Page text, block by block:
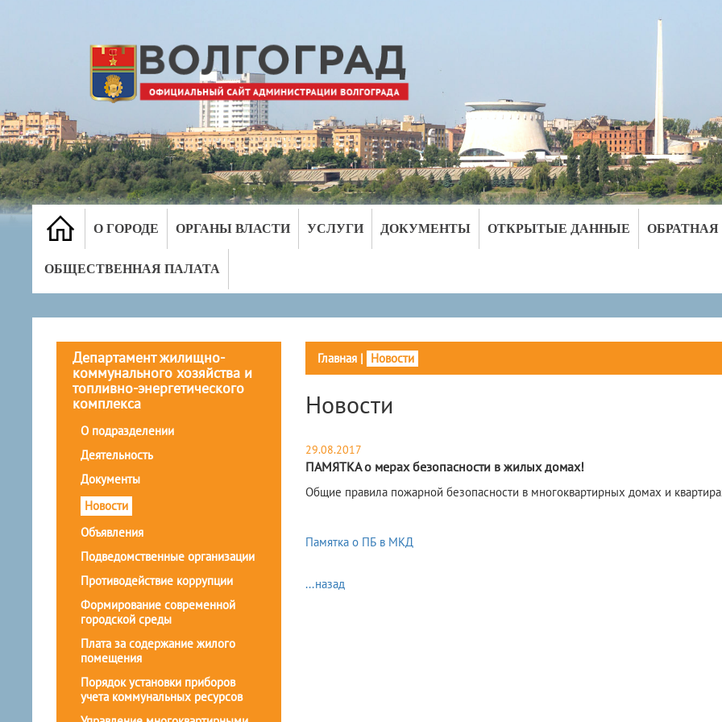
О ГОРОДЕ ОРГАНЫ ВЛАСТИ УСЛУГИ ДОКУМЕНТЫ ОТКРЫТЫЕ ДАННЫЕ ОБРАТНАЯ
ОБЩЕСТВЕННАЯ ПАЛАТА
Департамент жилищно-
коммунального хозяйства и
топливно-энергетического
комплекса
О подразделении
Деятельность
Документы
Новости
Объявления
Подведомственные организации
Противодействие коррупции
Формирование современной
городской среды
Плата за содержание жилого
помещения
Порядок установки приборов
учета коммунальных ресурсов
Главная| Новости
Новости
29.08.2017
ПАМЯТКА о мерах безопасности в жилых домах!
Общие правила пожарной безопасности в многоквартирных домах и
Памятка о ПБ в МКД
...назад